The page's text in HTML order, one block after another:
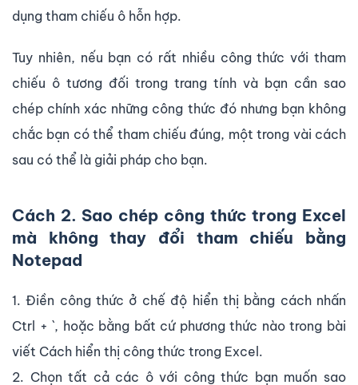
dụng tham chiếu ô hỗn hợp.
Tuy nhiên, nếu bạn có rất nhiều công thức với tham
chiếu ô tương đối trong trang tính và bạn cần sao
chép chính xác những công thức đó nhưng bạn không
chắc bạn có thể tham chiếu đúng, một trong vài cách
sau có thể là giải pháp cho bạn.
Cách 2. Sao chép công thức trong Excel
mà không thay đổi tham chiếu bằng
Notepad
1. Điền công thức ở chế độ hiển thị bằng cách nhấn
Ctrl + `, hoặc bằng bất cứ phương thức nào trong bài
viết Cách hiển thị công thức trong Excel.
2. Chọn tất cả các ô với công thức bạn muốn sao